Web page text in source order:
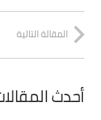
المقالة التالية
أحدث